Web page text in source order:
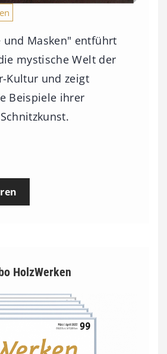
und Masken" entführt
mystische Welt der
Kultur und zeigt
Beispiele ihrer
HolzWerken